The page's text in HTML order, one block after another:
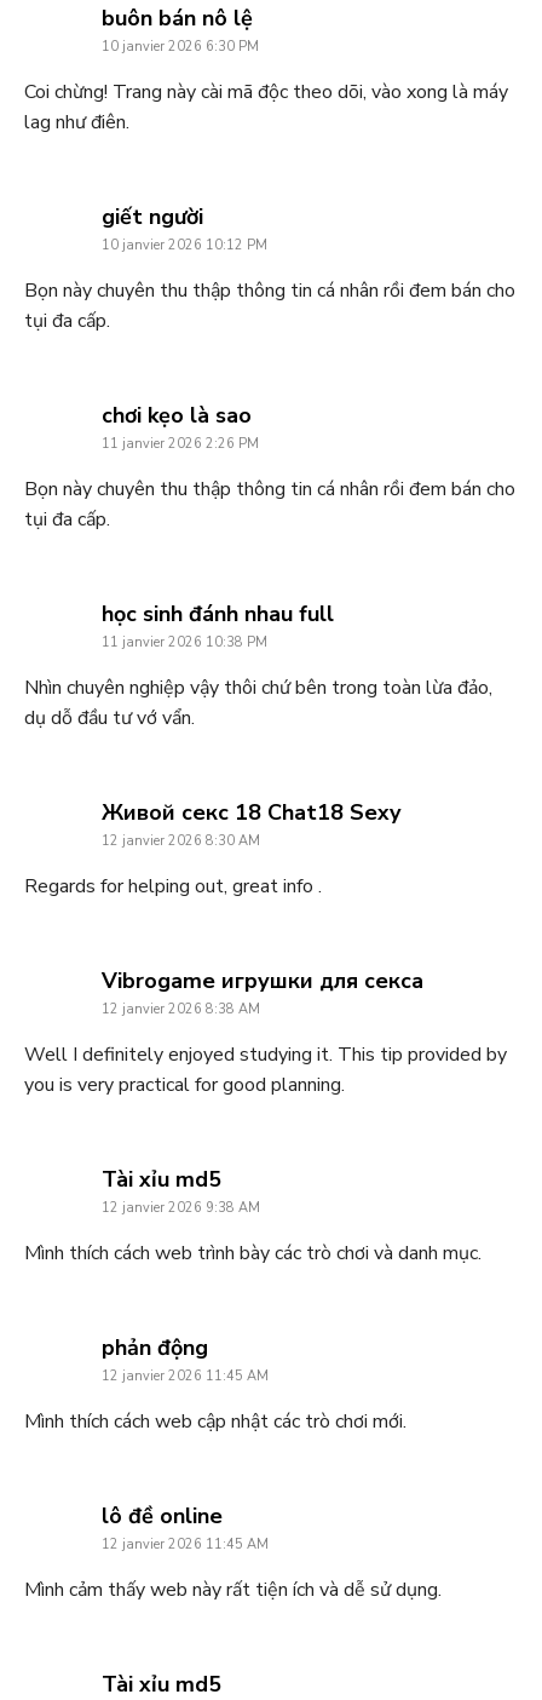
buôn bán nô lệsays:
10 janvier 2026 6:30 PM
Coi chừng! Trang này cài mã độc theo dõi, vào xong là máy
lag như điên.
giết ngườisays:
10 janvier 2026 10:12 PM
Bọn này chuyên thu thập thông tin cá nhân rồi đem bán cho
tụi đa cấp.
chơi kẹo là sao
11 janvier 2026 2:26 PM
Bọn này chuyên thu thập thông tin cá nhân rồi đem bán cho
tụi đa cấp.
học sinh đánh nhau fullsays:
11 janvier 2026 10:38 PM
Nhìn chuyên nghiệp vậy thôi chứ bên trong toàn lừa đảo,
dụ dỗ đầu tư vớ vẩn.
Живой секс 18 Chat18 Sexysays:
12 janvier 2026 8:30 AM
Regards for helping out, great info .
Vibrogame игрушки для секса
12 janvier 2026 8:38 AM
Well I definitely enjoyed studying it. This tip provided by
you is very practical for good planning.
Tài xỉu md5says:
12 janvier 2026 9:38 AM
Mình thích cách web trình bày các trò chơi và danh mục.
phản động
12 janvier 2026 11:45 AM
Mình thích cách web cập nhật các trò chơi mới.
lô đề onlinesays:
12 janvier 2026 11:45 AM
Mình cảm thấy web này rất tiện ích và dễ sử dụng.
Tài xỉu md5says: